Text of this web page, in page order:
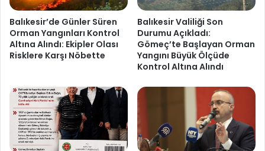
Balıkesir’de Günler Süren
Orman Yangınları Kontrol
Altına Alındı: Ekipler Olası
Risklere Karşı Nöbette
Balıkesir Valiliği Son
Durumu Açıkladı:
Gömeç’te Başlayan Orman
Yangını Büyük Ölçüde
Kontrol Altına Alındı